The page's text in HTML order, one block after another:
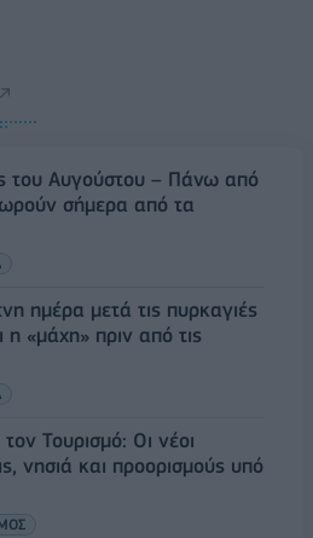
του Αυγούστου – Πάνω από
σήμερα από τα
ημέρα μετά τις πυρκαγιές
«μάχη» πριν από τις
Τουρισμό: Οι νέοι
νησιά και προορισμούς υπό